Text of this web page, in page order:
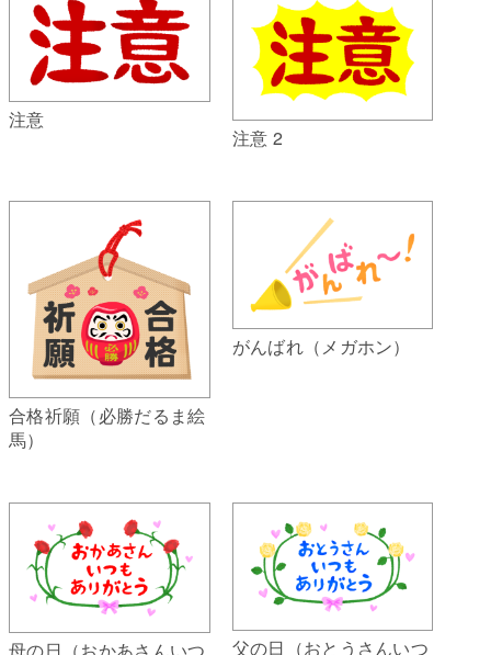
注意
注意 2
合格祈願（必勝だるま絵
馬）
がんばれ（メガホン）
父の日（おとうさんいつ